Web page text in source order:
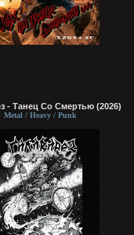
- Tанец Со Смертью (2026)
Metal / Heavy / Punk